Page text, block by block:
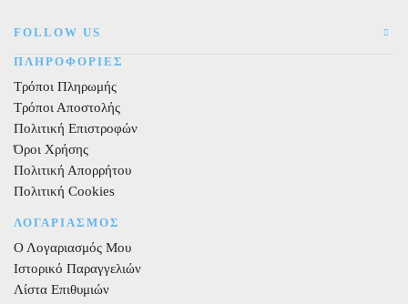
FOLLOW US
ΠΛΗΡΟΦΟΡΙΕΣ
Τρόποι Πληρωμής
Τρόποι Αποστολής
Πολιτική Επιστροφών
Όροι Χρήσης
Πολιτική Απορρήτου
Πολιτική Cookies
ΛΟΓΑΡΙΑΣΜΟΣ
Ο Λογαριασμός Μου
Ιστορικό Παραγγελιών
Λίστα Επιθυμιών